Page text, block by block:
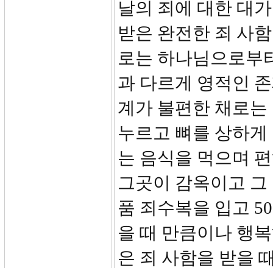
날의 죄에 대한 대
받은 완전한 죄 사
로는 하나님으로부
과 다르게 영적인
계가 불편한 채로
누르고 뼈를 상하
는 음식을 먹으며
그곳이 감옥이고
품 죄수복을 입고
을 때 만큼이나 행
은 죄 사함을 받을